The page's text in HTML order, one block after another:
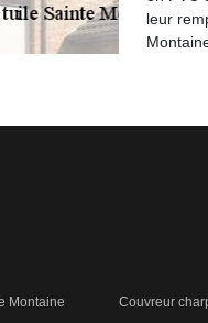
leur
Montaine Couvreur